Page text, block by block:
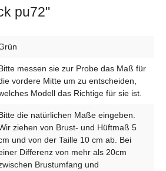
pu72"
messen sie zur Probe das Maß für
vordere Mitte um zu entscheiden,
Modell das Richtige für sie ist.
die natürlichen Maße eingeben.
ziehen von Brust- und Hüftmaß 5
und von der Taille 10 cm ab. Bei
Differenz von mehr als 20cm
Brustumfang und